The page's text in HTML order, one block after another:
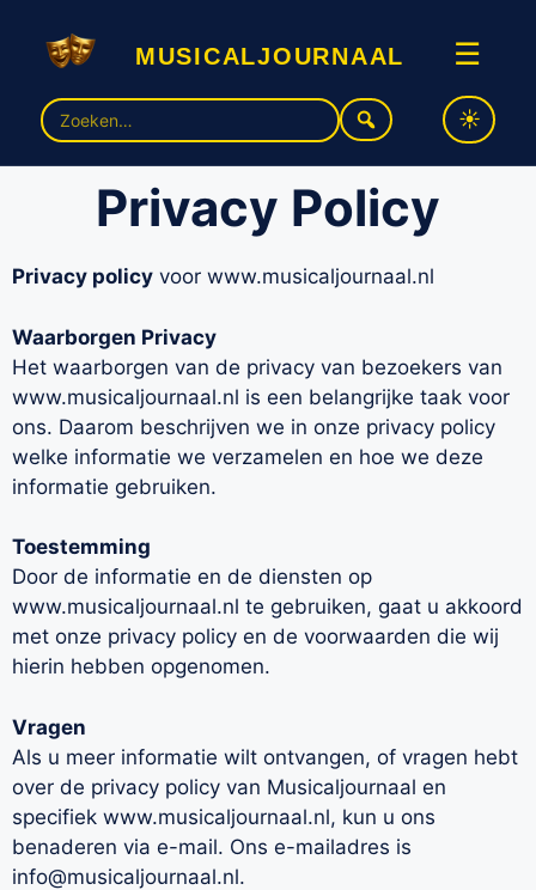
musicaljournaal ☰
Zoek
naar:
Privacy Policy
Privacy policy voor www.musicaljournaal.nl
Waarborgen Privacy
Het waarborgen van de privacy van bezoekers van
www.musicaljournaal.nl is een belangrijke taak voor
ons. Daarom beschrijven we in onze privacy policy
welke informatie we verzamelen en hoe we deze
informatie gebruiken.
Toestemming
Door de informatie en de diensten op
www.musicaljournaal.nl te gebruiken, gaat u akkoord
met onze privacy policy en de voorwaarden die wij
hierin hebben opgenomen.
Vragen
Als u meer informatie wilt ontvangen, of vragen hebt
over de privacy policy van Musicaljournaal en
specifiek www.musicaljournaal.nl, kun u ons
benaderen via e-mail. Ons e-mailadres is
info@musicaljournaal.nl.